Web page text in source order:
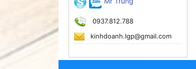
0937.812.788
kinhdoanh.lgp@gmail.com